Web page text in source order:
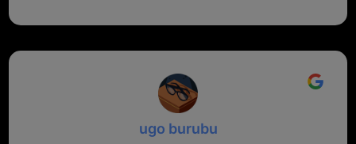
meglio ferramenta de ostia e poi il prorietario il signor
ugo burubu